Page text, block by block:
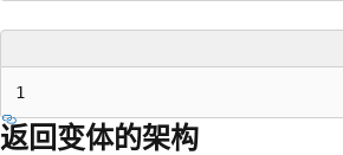
返回变体的架构